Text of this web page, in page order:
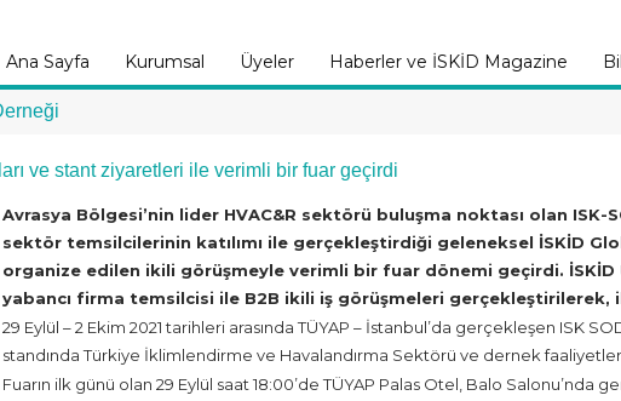
Ana Sayfa Kurumsal Üyeler Haberler ve İSKİD Magazine
ve stant ziyaretleri ile verimli bir fuar geçirdi
Avrasya Bölgesi’nin lider HVAC&R sektörü buluşma noktası olan ISK-
sektör temsilcilerinin katılımı ile gerçekleştirdiği geleneksel İSKİD
organize edilen ikili görüşmeyle verimli bir fuar dönemi geçirdi. İSKİD
yabancı firma temsilcisi ile B2B ikili iş görüşmeleri gerçekleştirilerek,
29 Eylül – 2 Ekim 2021 tarihleri arasında TÜYAP – İstanbul’da gerçekleşen ISK
standında Türkiye İklimlendirme ve Havalandırma Sektörü ve dernek
Fuarın ilk günü olan 29 Eylül saat 18:00’de TÜYAP Palas Otel, Balo